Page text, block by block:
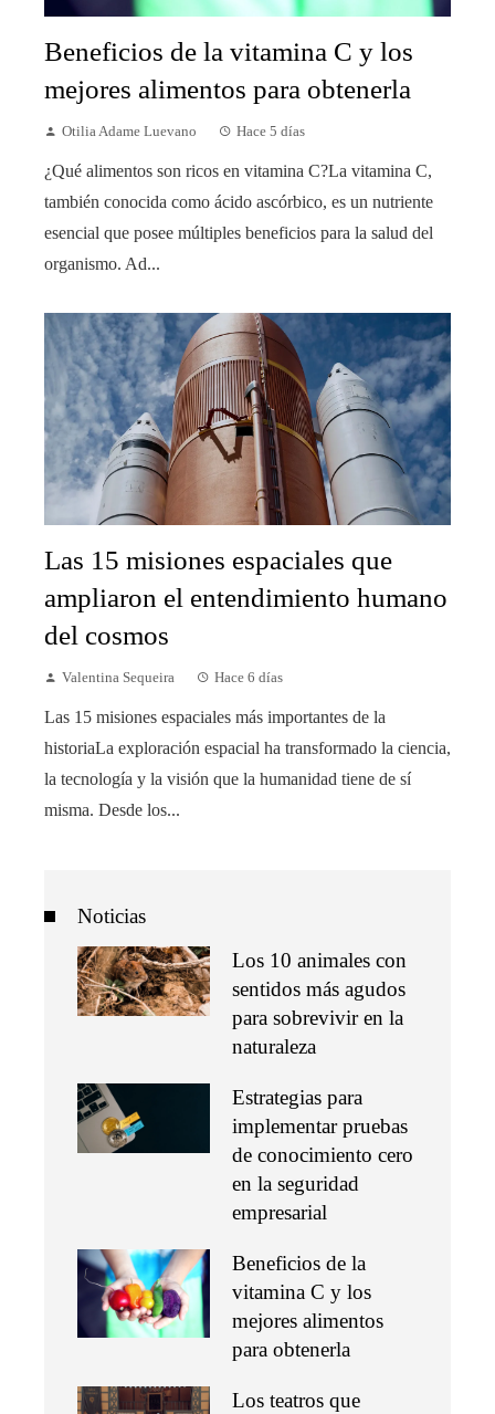
Beneficios de la vitamina C y los
mejores alimentos para obtenerla
Otilia Adame Luevano Hace 5 días
¿Qué alimentos son ricos en vitamina C?La vitamina C,
también conocida como ácido ascórbico, es un nutriente
esencial que posee múltiples beneficios para la salud del
organismo. Ad...
Las 15 misiones espaciales que
ampliaron el entendimiento humano
del cosmos
Valentina Sequeira Hace 6 días
Las 15 misiones espaciales más importantes de la
historiaLa exploración espacial ha transformado la ciencia,
la tecnología y la visión que la humanidad tiene de sí
misma. Desde los...
Noticias
Los 10 animales con
sentidos más agudos
para sobrevivir en la
naturaleza
Estrategias para
implementar pruebas
de conocimiento cero
en la seguridad
empresarial
Beneficios de la
vitamina C y los
mejores alimentos
para obtenerla
Los teatros que